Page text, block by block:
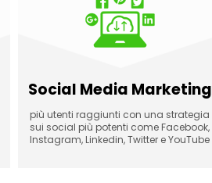
Social Media Marketing
più utenti raggiunti con una strategia
sui social più potenti come Facebook,
Instagram, Linkedin, Twitter e YouTube